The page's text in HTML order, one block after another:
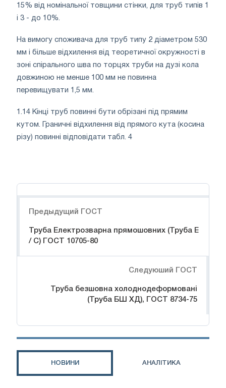
15% від номінальної товщини стінки, для труб типів 1
і 3 - до 10%.
На вимогу споживача для труб типу 2 діаметром 530
мм і більше відхилення від теоретичної окружності в
зоні спірального шва по торцях труби на дузі кола
довжиною не менше 100 мм не повинна
перевищувати 1,5 мм.
1.14 Кінці труб повинні бути обрізані під прямим
кутом. Граничні відхилення від прямого кута (косина
різу) повинні відповідати табл. 4
Предыдущий ГОСТ
Труба Електрозварна прямошовних (Труба Е
/ С) ГОСТ 10705-80
Следуюший ГОСТ
Труба безшовна холоднодеформовані
(Труба БШ ХД), ГОСТ 8734-75
НОВИНИ АНАЛІТИКА